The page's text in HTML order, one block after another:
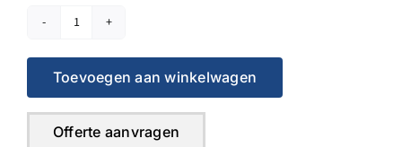
ICS635709
Guidebar
F4
aantal
Toevoegen aan winkelwagen
Offerte aanvragen